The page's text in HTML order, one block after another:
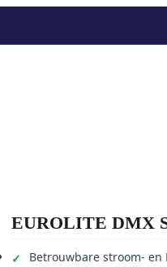
EUROLITE DMX
Betrouwbare stroom- en